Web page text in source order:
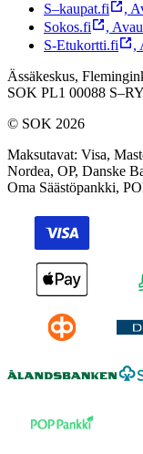
S–kaupat.fi ,
Sokos.fi
,
S-Etukortti.fi
,
Ässäkeskus,
SOK PL1 00088
© SOK 2026
Maksutavat: Visa,
Nordea, OP, Danske
Oma Säästöpankki,